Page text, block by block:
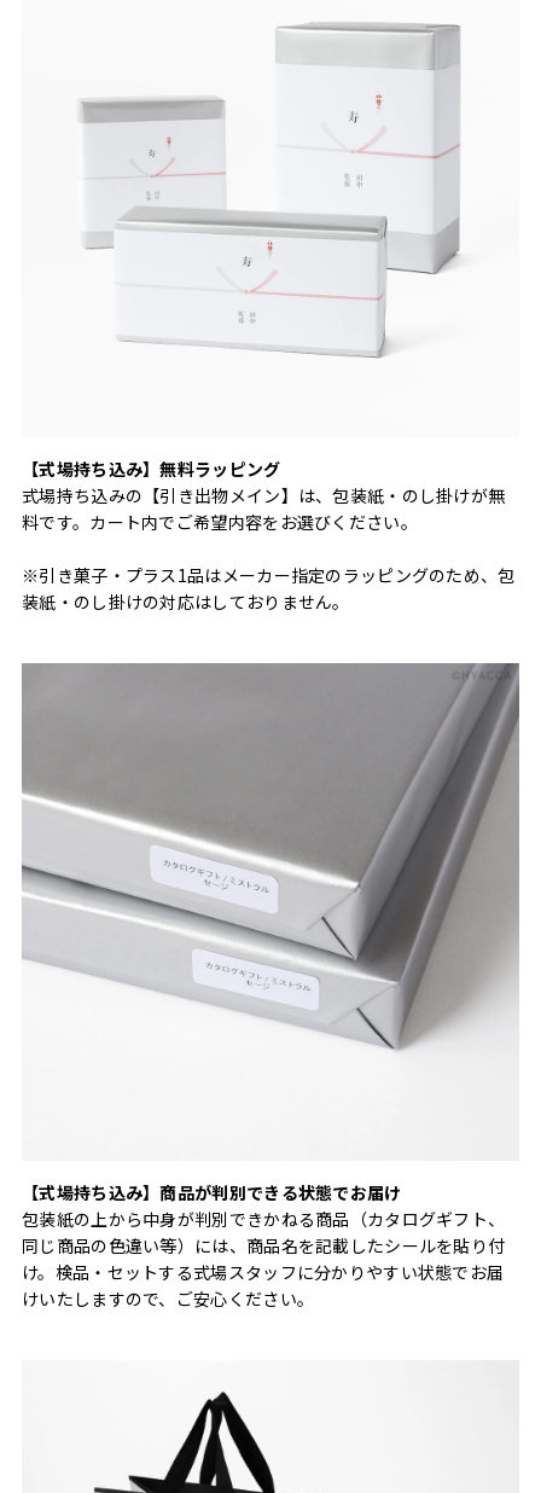
【式場持ち込み】無料ラッピング
式場持ち込みの【引き出物メイン】は、包装紙・のし掛けが無
料です。カート内でご希望内容をお選びください。
※引き菓子・プラス1品はメーカー指定のラッピングのため、包
装紙・のし掛けの対応はしておりません。
【式場持ち込み】商品が判別できる状態でお届け
包装紙の上から中身が判別できかねる商品（カタログギフト、
同じ商品の色違い等）には、商品名を記載したシールを貼り付
け。検品・セットする式場スタッフに分かりやすい状態でお届
けいたしますので、ご安心ください。